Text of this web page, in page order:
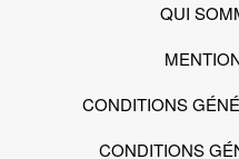
QUI
CONDITIONS
CONDITIONS